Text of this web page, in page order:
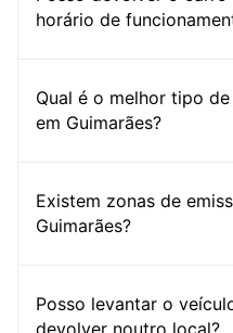
horário de
Qual é o melhor tipo
em Guimarães?
Existem zonas de
Guimarães?
Posso levantar o